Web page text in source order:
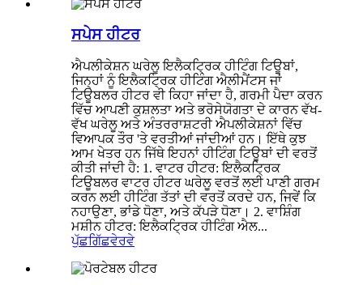
ਸਪੇਸ ਹੀਟਰ
ਐਪਲੀਕੇਸ਼ਨ ਘਰੇਲੂ ਇਲੈਕਟ੍ਰਿਕ ਹੀਟਿੰਗ ਟਿਊਬਾਂ,
ਜਿਨ੍ਹਾਂ ਨੂੰ ਇਲੈਕਟ੍ਰਿਕ ਹੀਟਿੰਗ ਐਲੀਮੈਂਟਸ ਜਾਂ
ਟਿਊਬਲਰ ਹੀਟਰ ਵੀ ਕਿਹਾ ਜਾਂਦਾ ਹੈ, ਗਰਮੀ ਪੈਦਾ ਕਰਨ
ਵਿੱਚ ਆਪਣੀ ਕੁਸ਼ਲਤਾ ਅਤੇ ਭਰੋਸੇਯੋਗਤਾ ਦੇ ਕਾਰਨ ਵੱਖ-
ਵੱਖ ਘਰੇਲੂ ਅਤੇ ਅੰਤਰਰਾਸ਼ਟਰੀ ਐਪਲੀਕੇਸ਼ਨਾਂ ਵਿੱਚ
ਵਿਆਪਕ ਤੌਰ 'ਤੇ ਵਰਤੀਆਂ ਜਾਂਦੀਆਂ ਹਨ। ਇੱਥੇ ਕੁਝ
ਆਮ ਖੇਤਰ ਹਨ ਜਿੱਥੇ ਇਹਨਾਂ ਹੀਟਿੰਗ ਟਿਊਬਾਂ ਦੀ ਵਰਤੋਂ
ਕੀਤੀ ਜਾਂਦੀ ਹੈ: 1. ਵਾਟਰ ਹੀਟਰ: ਇਲੈਕਟ੍ਰਿਕ
ਟਿਊਬਲਰ ਵਾਟਰ ਹੀਟਰ ਘਰੇਲੂ ਵਰਤੋਂ ਲਈ ਪਾਣੀ ਗਰਮ
ਕਰਨ ਲਈ ਹੀਟਿੰਗ ਤੱਤਾਂ ਦੀ ਵਰਤੋਂ ਕਰਦੇ ਹਨ, ਜਿਵੇਂ ਕਿ
ਨਹਾਉਣਾ, ਭਾਂਡੇ ਧੋਣਾ, ਅਤੇ ਕੱਪੜੇ ਧੋਣਾ। 2. ਵਾਸ਼ਿੰਗ
ਮਸ਼ੀਨ ਹੀਟਰ: ਇਲੈਕਟ੍ਰਿਕ ਹੀਟਿੰਗ ਐਲ...
ਪੁੱਛਗਿੱਛਵੇਰਵੇ